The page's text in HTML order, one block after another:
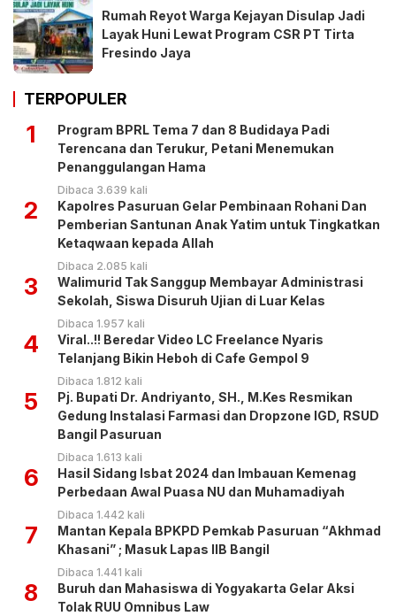
Rumah Reyot Warga Kejayan Disulap Jadi
Layak Huni Lewat Program CSR PT Tirta
Fresindo Jaya
TERPOPULER
1
Program BPRL Tema 7 dan 8 Budidaya Padi
Terencana dan Terukur, Petani Menemukan
Penanggulangan Hama
Dibaca 3.639 kali
2
Kapolres Pasuruan Gelar Pembinaan Rohani Dan
Pemberian Santunan Anak Yatim untuk Tingkatkan
Ketaqwaan kepada Allah
Dibaca 2.085 kali
3
Walimurid Tak Sanggup Membayar Administrasi
Sekolah, Siswa Disuruh Ujian di Luar Kelas
Dibaca 1.957 kali
4
Viral..!! Beredar Video LC Freelance Nyaris
Telanjang Bikin Heboh di Cafe Gempol 9
Dibaca 1.812 kali
5
Pj. Bupati Dr. Andriyanto, SH., M.Kes Resmikan
Gedung Instalasi Farmasi dan Dropzone IGD, RSUD
Bangil Pasuruan
Dibaca 1.613 kali
6
Hasil Sidang Isbat 2024 dan Imbauan Kemenag
Perbedaan Awal Puasa NU dan Muhamadiyah
Dibaca 1.442 kali
7
Mantan Kepala BPKPD Pemkab Pasuruan “Akhmad
Khasani” ; Masuk Lapas IIB Bangil
Dibaca 1.441 kali
8
Buruh dan Mahasiswa di Yogyakarta Gelar Aksi
Tolak RUU Omnibus Law